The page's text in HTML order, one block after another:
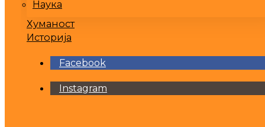
Наука
Хуманост
Историја
Facebook
Instagram